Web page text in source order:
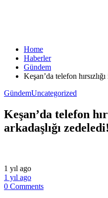
Home
Haberler
Gündem
Keşan’da telefon
GündemUncategorized
Keşan’da telefon
arkadaşlığı zedeledi!
1 yıl ago
1 yıl ago
0 Comments